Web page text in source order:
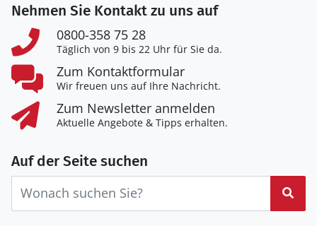
Nehmen Sie Kontakt zu uns auf
0800-358 75 28
Täglich von 9 bis 22 Uhr für Sie da.
Zum Kontaktformular
Wir freuen uns auf Ihre Nachricht.
Zum Newsletter anmelden
Aktuelle Angebote & Tipps erhalten.
Auf der Seite suchen